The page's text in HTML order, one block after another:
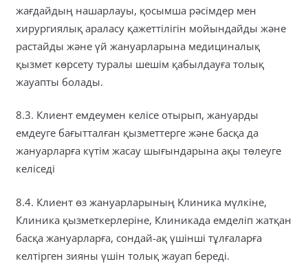
жағдайдың нашарлауы, қосымша рәсімдер мен
хирургиялық араласу қажеттілігін мойындайды және
растайды және үй жануарларына медициналық
қызмет көрсету туралы шешім қабылдауға толық
жауапты болады.
8.3. Клиент емдеумен келісе отырып, жануарды
емдеуге бағытталған қызметтерге және басқа да
жануарларға күтім жасау шығындарына ақы төлеуге
келіседі
8.4. Клиент өз жануарларының Клиника мүлкіне,
Клиника қызметкерлеріне, Клиникада емделіп жатқан
басқа жануарларға, сондай-ақ үшінші тұлғаларға
келтірген зияны үшін толық жауап береді.